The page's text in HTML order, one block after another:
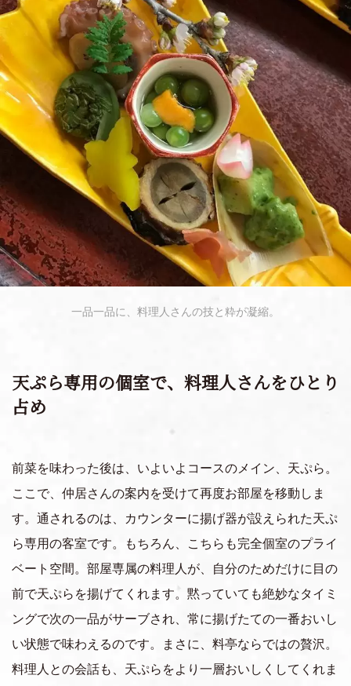
一品一品に、料理人さんの技と粋が凝縮。
天ぷら専用の個室で、料理人さんをひとり
占め
前菜を味わった後は、いよいよコースのメイン、天ぷら。
ここで、仲居さんの案内を受けて再度お部屋を移動しま
す。通されるのは、カウンターに揚げ器が設えられた天ぷ
ら専用の客室です。もちろん、こちらも完全個室のプライ
ベート空間。部屋専属の料理人が、自分のためだけに目の
前で天ぷらを揚げてくれます。黙っていても絶妙なタイミ
ングで次の一品がサーブされ、常に揚げたての一番おいし
い状態で味わえるのです。まさに、料亭ならではの贅沢。
料理人との会話も、天ぷらをより一層おいしくしてくれま